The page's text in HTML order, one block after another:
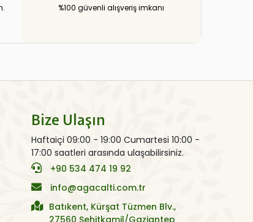
%100 güvenli alışveriş imkanı
Bize Ulaşın
Haftaiçi 09:00 - 19:00 Cumartesi 10:00 -
17:00 saatleri arasında ulaşabilirsiniz.
+90 534 474 19 92
info@agacalti.com.tr
Batıkent, Kürşat Tüzmen Blv.,
27560 Şehitkamil/Gaziantep